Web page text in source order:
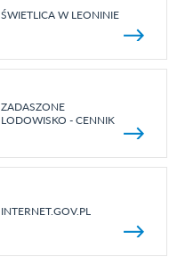
ŚWIETLICA W LEONINIE
ZADASZONE
LODOWISKO - CENNIK
INTERNET.GOV.PL